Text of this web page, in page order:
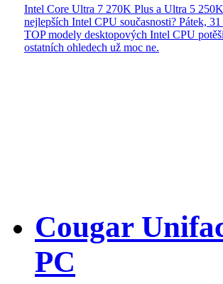
Intel Core Ultra 7 270K Plus a Ultra 5
nejlepších Intel CPU současnosti? Pátek,
TOP modely desktopových Intel CPU
ostatních ohledech už moc ne.
Cougar
PC